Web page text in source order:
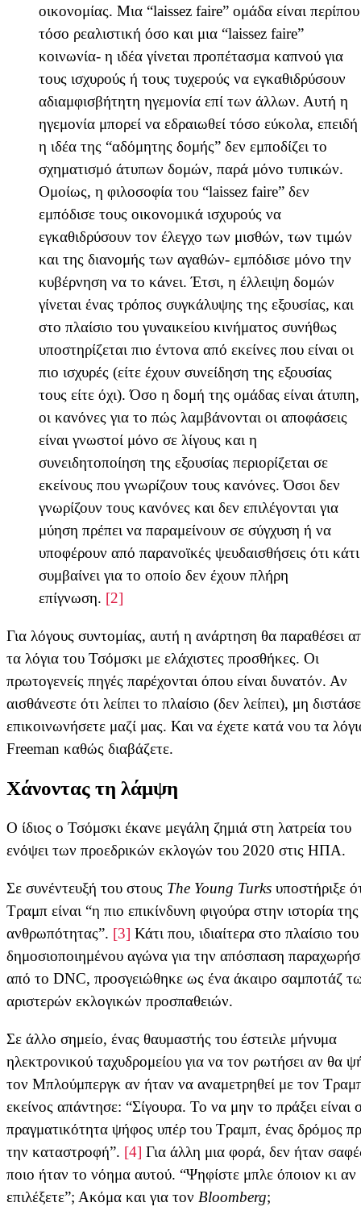
οικονομίας. Μια “laissez faire” ομάδα είναι περίπου
τόσο ρεαλιστική όσο και μια “laissez faire”
κοινωνία- η ιδέα γίνεται προπέτασμα καπνού για
τους ισχυρούς ή τους τυχερούς να εγκαθιδρύσουν
αδιαμφισβήτητη ηγεμονία επί των άλλων. Αυτή η
ηγεμονία μπορεί να εδραιωθεί τόσο εύκολα, επειδή
η ιδέα της “αδόμητης δομής” δεν εμποδίζει το
σχηματισμό άτυπων δομών, παρά μόνο τυπικών.
Ομοίως, η φιλοσοφία του “laissez faire” δεν
εμπόδισε τους οικονομικά ισχυρούς να
εγκαθιδρύσουν τον έλεγχο των μισθών, των τιμών
και της διανομής των αγαθών- εμπόδισε μόνο την
κυβέρνηση να το κάνει. Έτσι, η έλλειψη δομών
γίνεται ένας τρόπος συγκάλυψης της εξουσίας, και
στο πλαίσιο του γυναικείου κινήματος συνήθως
υποστηρίζεται πιο έντονα από εκείνες που είναι οι
πιο ισχυρές (είτε έχουν συνείδηση της εξουσίας
τους είτε όχι). Όσο η δομή της ομάδας είναι άτυπη,
οι κανόνες για το πώς λαμβάνονται οι αποφάσεις
είναι γνωστοί μόνο σε λίγους και η
συνειδητοποίηση της εξουσίας περιορίζεται σε
εκείνους που γνωρίζουν τους κανόνες. Όσοι δεν
γνωρίζουν τους κανόνες και δεν επιλέγονται για
μύηση πρέπει να παραμείνουν σε σύγχυση ή να
υποφέρουν από παρανοϊκές ψευδαισθήσεις ότι κάτι
συμβαίνει για το οποίο δεν έχουν πλήρη
επίγνωση. [2]
Για λόγους συντομίας, αυτή η ανάρτηση θα παραθέσει
τα λόγια του Τσόμσκι με ελάχιστες προσθήκες. Οι
πρωτογενείς πηγές παρέχονται όπου είναι δυνατόν. Αν
αισθάνεστε ότι λείπει το πλαίσιο (δεν λείπει), μη
επικοινωνήσετε μαζί μας. Και να έχετε κατά νου τα
Freeman καθώς διαβάζετε.
Χάνοντας τη λάμψη
Ο ίδιος ο Τσόμσκι έκανε μεγάλη ζημιά στη λατρεία του
ενόψει των προεδρικών εκλογών του 2020 στις ΗΠΑ.
Σε συνέντευξή του στους The Young Turks υποστήριξε
Τραμπ είναι “η πιο επικίνδυνη φιγούρα στην ιστορία της
ανθρωπότητας”. [3] Κάτι που, ιδιαίτερα στο πλαίσιο
δημοσιοποιημένου αγώνα για την απόσπαση
από το DNC, προσγειώθηκε ως ένα άκαιρο σαμποτάζ
αριστερών εκλογικών προσπαθειών.
Σε άλλο σημείο, ένας θαυμαστής του έστειλε μήνυμα
ηλεκτρονικού ταχυδρομείου για να τον ρωτήσει αν θα
τον Μπλούμπεργκ αν ήταν να αναμετρηθεί με τον
εκείνος απάντησε: “Σίγουρα. Το να μην το πράξει είναι
πραγματικότητα ψήφος υπέρ του Τραμπ, ένας δρόμος
την καταστροφή”. [4] Για άλλη μια φορά, δεν ήταν
ποιο ήταν το νόημα αυτού. “Ψηφίστε μπλε όποιον κι αν
επιλέξετε”; Ακόμα και για τον Bloomberg;